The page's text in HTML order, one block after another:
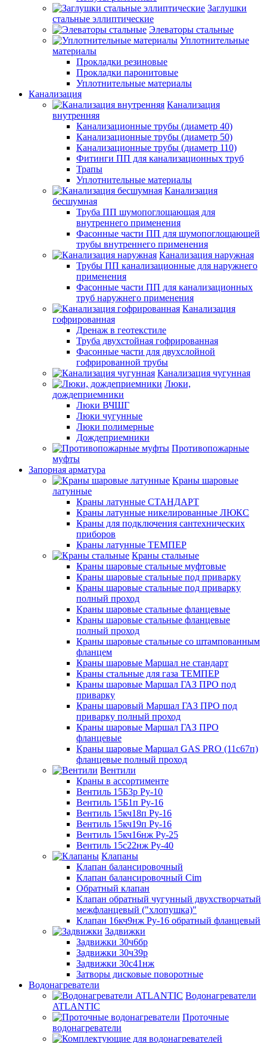
Заглушки
стальные эллиптические
Элеваторы стальные
Уплотнительные
материалы
Прокладки резиновые
Прокладки паронитовые
Уплотнительные материалы
Канализация
Канализация
внутренняя
Канализационные трубы (диаметр 40)
Канализационные трубы (диаметр 50)
Канализационные трубы (диаметр 110)
Фитинги ПП для канализационных труб
Трапы
Уплотнительные материалы
Канализация
бесшумная
Труба ПП шумопоглощающая для
внутреннего применения
Фасонные части ПП для шумопоглощающей
трубы внутреннего применения
Канализация наружная
Трубы ПП канализационные для наружнего
применения
Фасонные части ПП для канализационных
труб наружнего применения
Канализация
гофрированная
Дренаж в геотекстиле
Труба двухстойная гофрированная
Фасонные части для двухслойной
гофрированной трубы
Канализация чугунная
Люки,
дождеприемники
Люки ВЧШГ
Люки чугунные
Люки полимерные
Дождеприемники
Противопожарные
муфты
Запорная арматура
Краны шаровые
латунные
Краны латунные СТАНДАРТ
Краны латунные никелированные ЛЮКС
Краны для подключения сантехнических
приборов
Краны латунные ТЕМПЕР
Краны стальные
Краны шаровые стальные муфтовые
Краны шаровые стальные под приварку
Краны шаровые стальные под приварку
полный проход
Краны шаровые стальные фланцевые
Краны шаровые стальные фланцевые
полный проход
Краны шаровые стальные со штампованным
фланцем
Краны шаровые Маршал не стандарт
Краны стальные для газа ТЕМПЕР
Краны шаровые Маршал ГАЗ ПРО под
приварку
Краны шаровый Маршал ГАЗ ПРО под
приварку полный проход
Краны шаровые Маршал ГАЗ ПРО
фланцевые
Краны шаровые Маршал GAS PRO (11с67п)
фланцевые полный проход
Вентили
Краны в ассортименте
Вентиль 15Б3р Ру-10
Вентиль 15Б1п Ру-16
Вентиль 15кч18п Ру-16
Вентиль 15кч19п Ру-16
Вентиль 15кч16нж Ру-25
Вентиль 15с22нж Ру-40
Клапаны
Клапан балансировочный
Клапан балансировочный Cim
Обратный клапан
Клапан обратный чугунный двухстворчатый
межфланцевый ("хлопушка)"
Клапан 16кч9нж Ру-16 обратный фланцевый
Задвижки
Задвижки 30ч6бр
Задвижки 30ч39р
Задвижки 30с41нж
Затворы дисковые поворотные
Водонагреватели
Водонагреватели
ATLANTIC
Проточные
водонагреватели